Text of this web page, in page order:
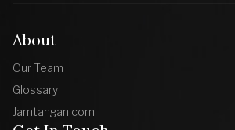
About
Our Team
Glossary
Jamtangan.com